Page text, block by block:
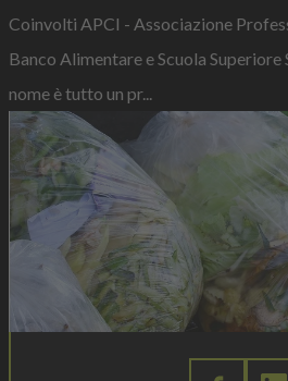
Coinvolti APCI - Associazione
Banco Alimentare e Scuola Superiore
nome è tutto un pr...